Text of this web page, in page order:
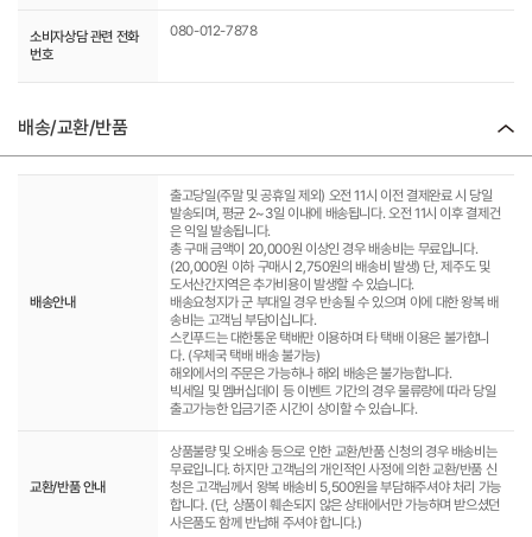
소비자상담 관련 전화
번호
080-012-7878
배송/교환/반품
배송안내
출고당일(주말 및 공휴일 제외) 오전 11시 이전 결제완료 시 당일
발송되며, 평균 2~3일 이내에 배송됩니다. 오전 11시 이후 결제건
은 익일 발송됩니다.
총 구매 금액이 20,000원 이상인 경우 배송비는 무료입니다.
(20,000원 이하 구매시 2,750원의 배송비 발생) 단, 제주도 및
도서산간지역은 추가비용이 발생할 수 있습니다.
배송요청지가 군 부대일 경우 반송될 수 있으며 이에 대한 왕복 배
송비는 고객님 부담이십니다.
스킨푸드는 대한통운 택배만 이용하며 타 택배 이용은 불가합니
다. (우체국 택배 배송 불가능)
해외에서의 주문은 가능하나 해외 배송은 불가능합니다.
빅세일 및 멤버십데이 등 이벤트 기간의 경우 물류량에 따라 당일
출고가능한 입금기준 시간이 상이할 수 있습니다.
교환/반품 안내
상품불량 및 오배송 등으로 인한 교환/반품 신청의 경우 배송비는
무료입니다. 하지만 고객님의 개인적인 사정에 의한 교환/반품 신
청은 고객님께서 왕복 배송비 5,500원을 부담해주셔야 처리 가능
합니다. (단, 상품이 훼손되지 않은 상태에서만 가능하며 받으셨던
사은품도 함께 반납해 주셔야 합니다.)